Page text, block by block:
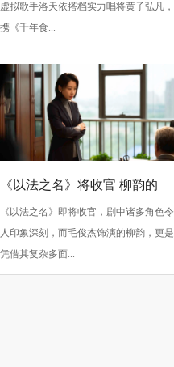
虚拟歌手洛天依搭档实力唱将黄子弘凡，
携《千年食...
《以法之名》将收官 柳韵的
“蠢” 让毛俊杰重回巅峰
《以法之名》即将收官，剧中诸多角色令
人印象深刻，而毛俊杰饰演的柳韵，更是
凭借其复杂多面...